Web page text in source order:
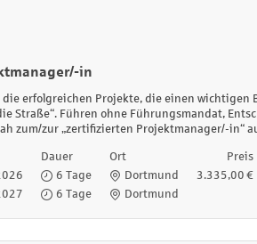
in
erfolgreichen Projekte, die einen
Straße“. Führen ohne Führungsmandat,
zum/zur „zertifizierten Projektmanager/-in“
Dauer Ort
Preis
6 Tage Dortmund
3.335,00 €
6 Tage Dortmund